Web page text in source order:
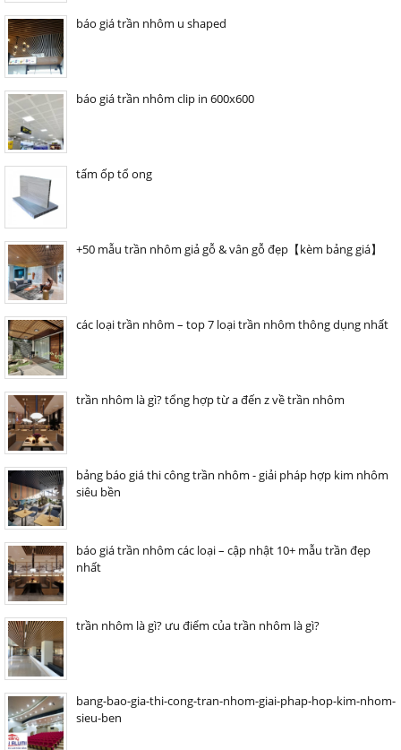
báo giá trần nhôm u shaped
báo giá trần nhôm clip in 600x600
tấm ốp tổ ong
+50 mẫu trần nhôm giả gỗ & vân gỗ đẹp【kèm bảng giá】
các loại trần nhôm – top 7 loại trần nhôm thông dụng nhất
trần nhôm là gì? tổng hợp từ a đến z về trần nhôm
bảng báo giá thi công trần nhôm - giải pháp hợp kim nhôm
siêu bền
báo giá trần nhôm các loại – cập nhật 10+ mẫu trần đẹp
nhất
trần nhôm là gì? ưu điểm của trần nhôm là gì?
bang-bao-gia-thi-cong-tran-nhom-giai-phap-hop-kim-nhom-
sieu-ben